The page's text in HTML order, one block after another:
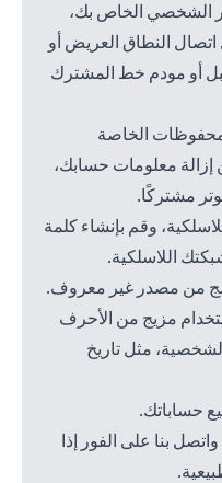
الشخصي الخاص بك،
النطاق العريض أو
أو مودم خط المشترك
الخاصة
إزالة معلومات حسابك،
مشتركًا.
وقم بإنشاء كلمة
اللاسلكية.
من مصدر غير معروف.
مزيج من الأحرف
مثل تاريخ
حساباتك.
بنا على الفور إذا